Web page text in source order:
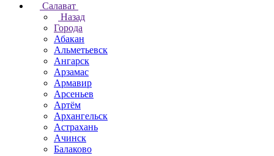
Салават
Назад
Города
Абакан
Альметьевск
Ангарск
Арзамас
Армавир
Арсеньев
Артём
Архангельск
Астрахань
Ачинск
Балаково